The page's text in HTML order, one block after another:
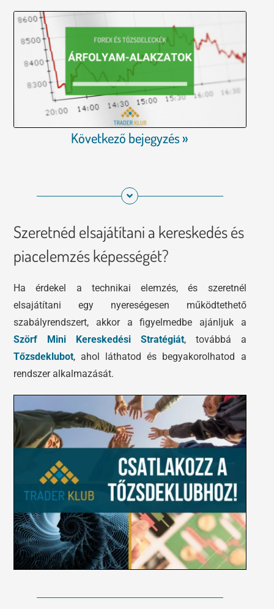
Következő bejegyzés »
Szeretnéd elsajátítani a kereskedés és
piacelemzés képességét?
Ha érdekel a technikai elemzés, és szeretnél
elsajátítani egy nyereségesen működtethető
szabályrendszert, akkor a figyelmedbe ajánljuk a
Szörf Mini Kereskedési Stratégiát, továbbá a
Tőzsdeklubot, ahol láthatod és begyakorolhatod a
rendszer alkalmazását.